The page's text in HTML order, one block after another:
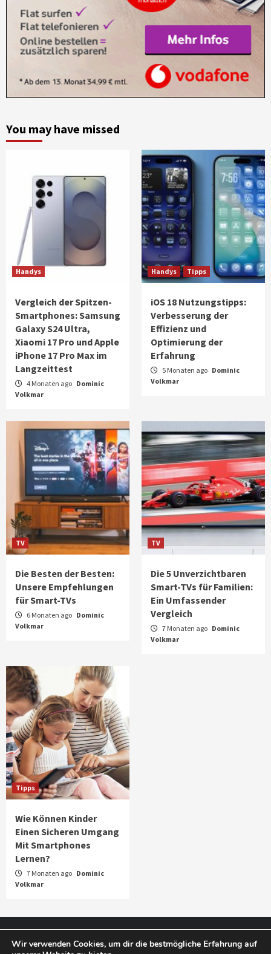
You may have missed
Handys
Vergleich der Spitzen-
Smartphones: Samsung
Galaxy S24 Ultra,
Xiaomi 17 Pro und Apple
iPhone 17 Pro Max im
Langzeittest
4 Monaten ago Dominic
Volkmar
Handys Tipps
iOS 18 Nutzungstipps:
Verbesserung der
Effizienz und
Optimierung der
Erfahrung
5 Monaten ago Dominic
Volkmar
TV
Die Besten der Besten:
Unsere Empfehlungen
für Smart-TVs
6 Monaten ago Dominic
Volkmar
TV
Die 5 Unverzichtbaren
Smart-TVs für Familien:
Ein Umfassender
Vergleich
7 Monaten ago Dominic
Volkmar
Tipps
Wie Können Kinder
Einen Sicheren Umgang
Mit Smartphones
Lernen?
7 Monaten ago Dominic
Volkmar
Impressum Datenschutz
Wir verwenden Cookies, um dir die bestmögliche Erfahrung auf